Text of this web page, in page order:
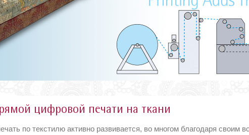
цифровой печати на ткани
по текстилю активно развивается, во многом благодаря своим